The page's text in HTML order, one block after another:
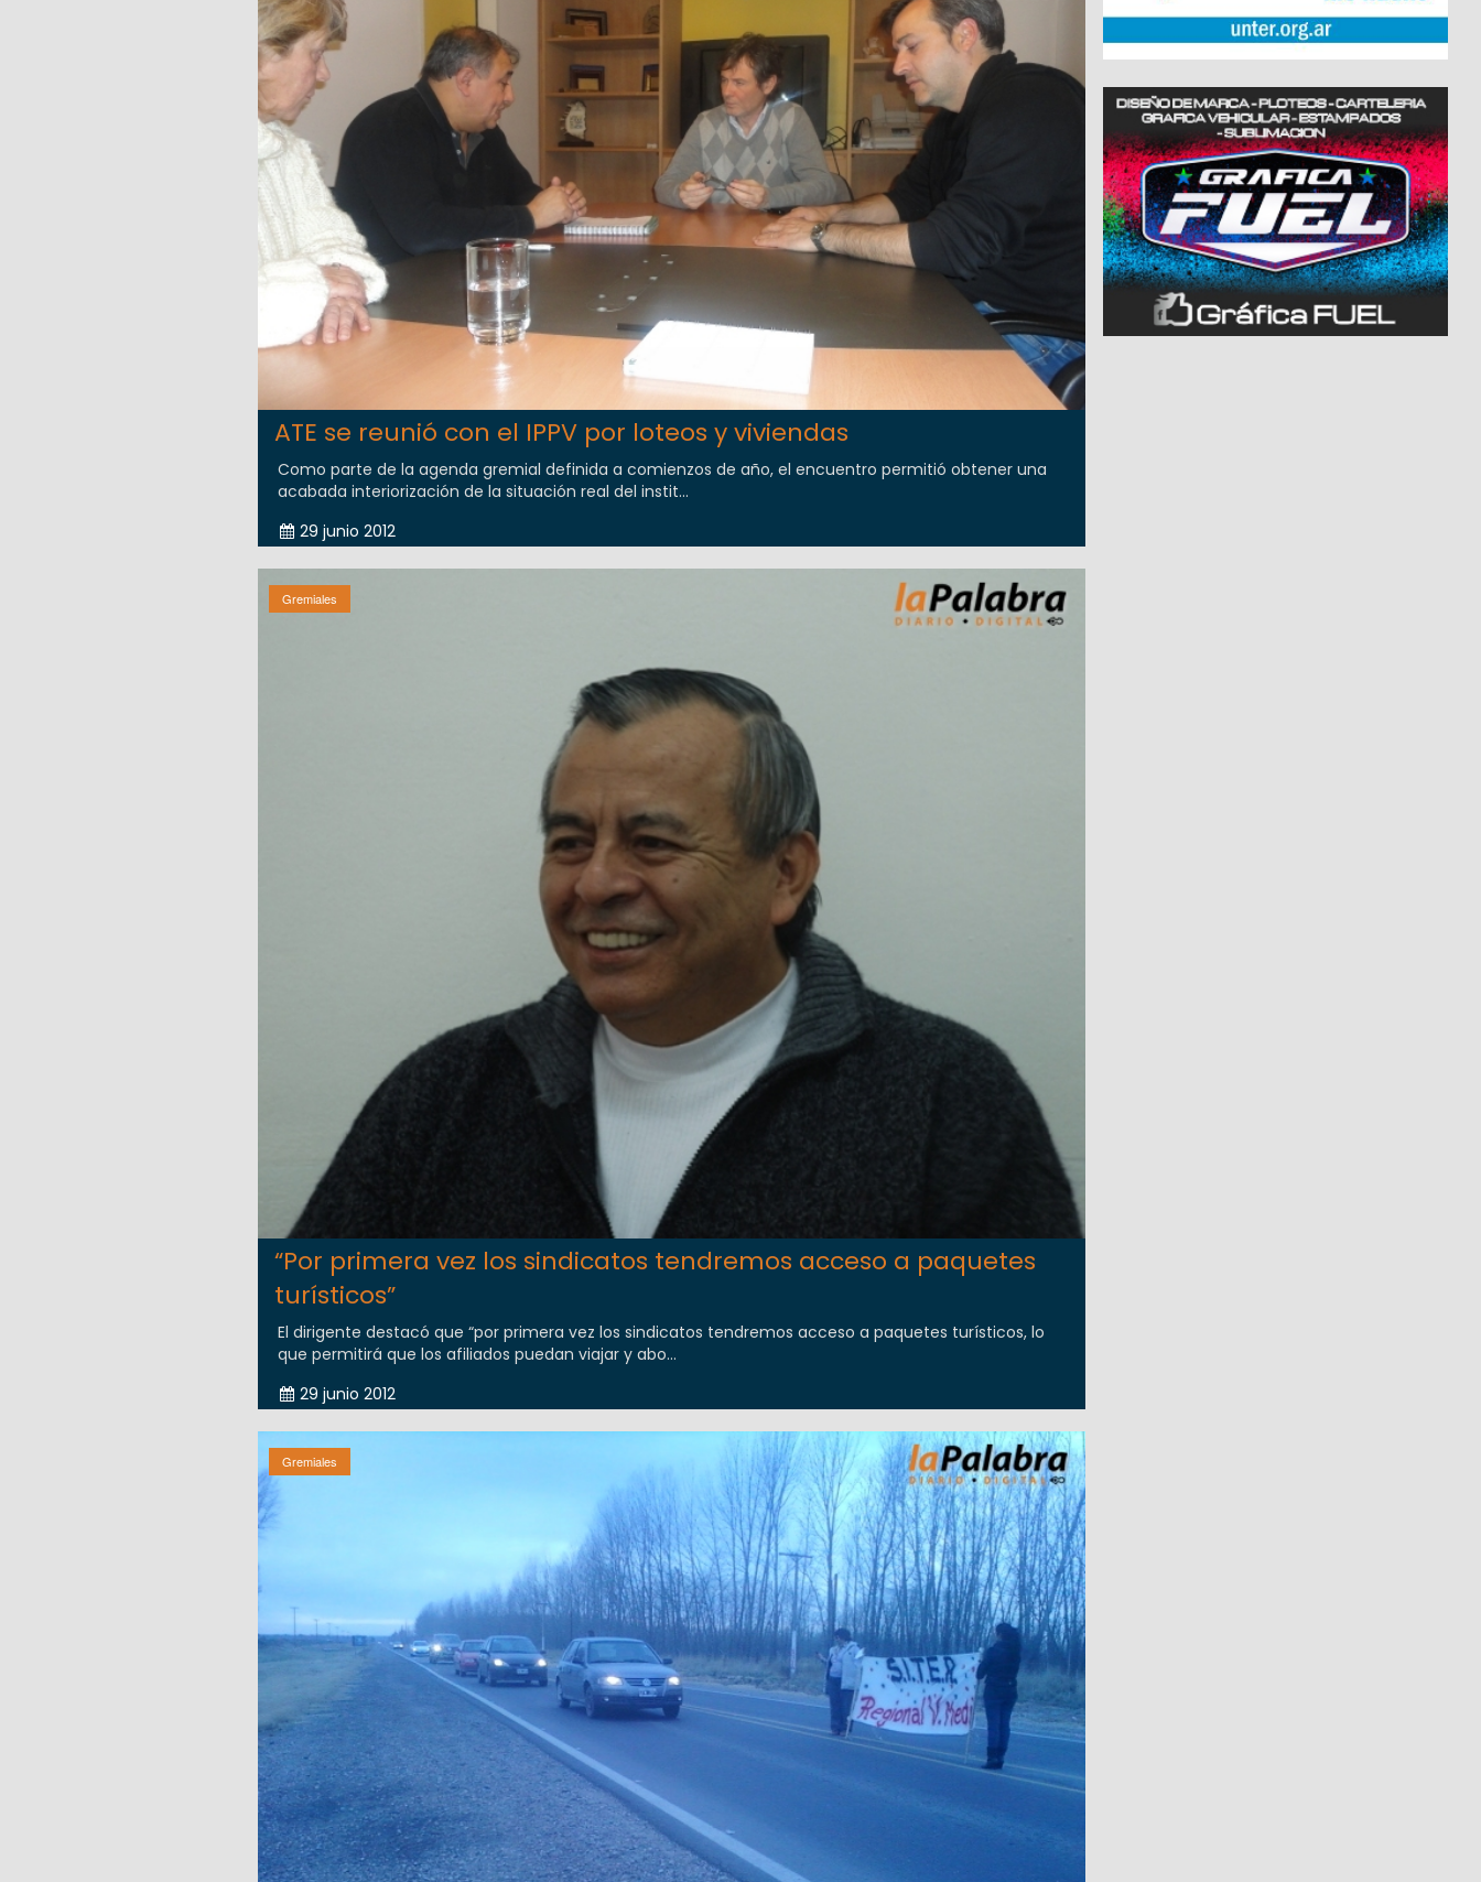
ATE se reunió con el IPPV por loteos y viviendas
Como parte de la agenda gremial definida a comienzos de año, el encuentro permitió obtener una
acabada interiorización de la situación real del instit...
29 junio 2012
Gremiales
“Por primera vez los sindicatos tendremos acceso a paquetes
turísticos”
El dirigente destacó que “por primera vez los sindicatos tendremos acceso a paquetes turísticos, lo
que permitirá que los afiliados puedan viajar y abo...
29 junio 2012
Gremiales